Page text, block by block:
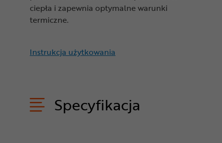
ciepła i zapewnia optymalne warunki
termiczne.
Instrukcja użytkowania
Specyfikacja